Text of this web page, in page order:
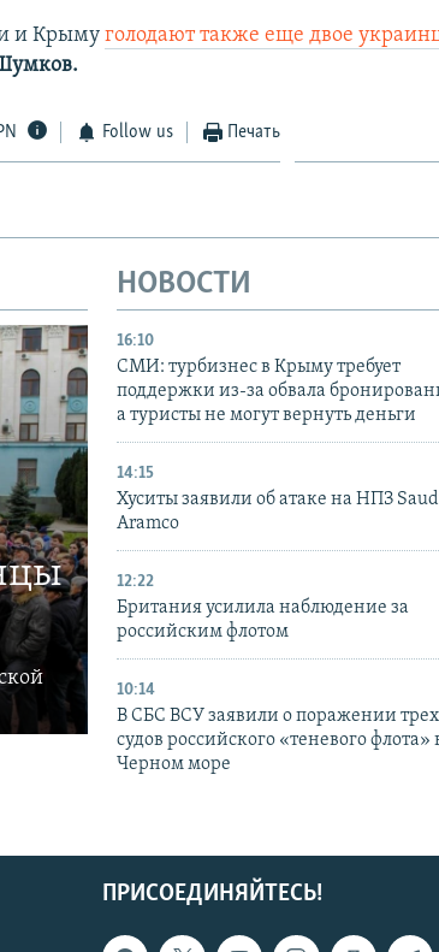
и Крымуголодают также еще двое
Follow us Печать
НОВОСТИ
16:10
СМИ: турбизнес в Крыму требует
поддержки из-за обвала
а туристы не могут вернуть деньги
14:15
Хуситы заявили об атаке на НПЗ
Aramco
12:22
Британия усилила наблюдение за
российским флотом
10:14
В СБС ВСУ заявили о поражении трех
судов российского «теневого флота»
Черном море
ПРИСОЕДИНЯЙТЕСЬ!